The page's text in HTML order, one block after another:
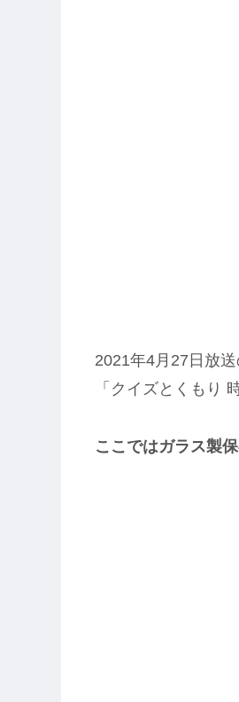
2021年4月27日放
「クイズとくもり
ここではガラス製